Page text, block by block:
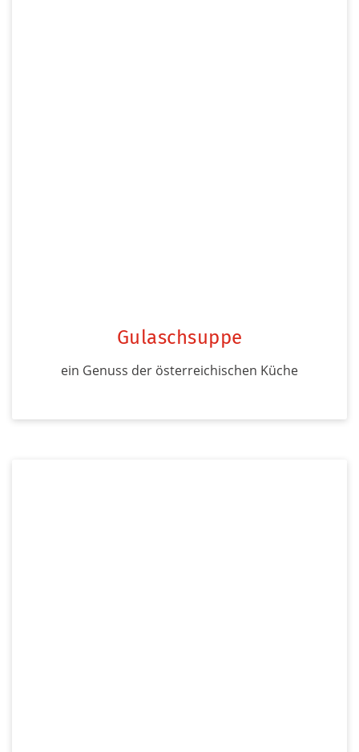
Gulaschsuppe
ein Genuss der österreichischen Küche